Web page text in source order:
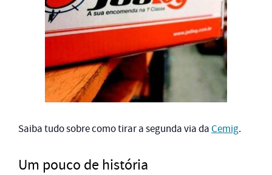
Saiba tudo sobre como tirar a segunda via daCemig.
Um pouco de história